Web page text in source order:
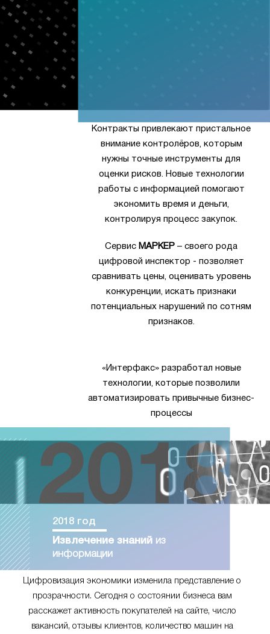
Контракты привлекают пристальное
внимание контролёров, которым
нужны точные инструменты для
оценки рисков. Новые технологии
работы с информацией помогают
экономить время и деньги,
контролируя процесс закупок.
Сервис МАРКЕР – своего рода
цифровой инспектор - позволяет
сравнивать цены, оценивать уровень
конкуренции, искать признаки
потенциальных нарушений по сотням
признаков.
«Интерфакс» разработал новые
технологии, которые позволили
автоматизировать привычные бизнес-
процессы
2018 год
Извлечение знаний из
информации
Цифровизация экономики изменила представление о
прозрачности. Сегодня о состоянии бизнеса вам
расскажет активность покупателей на сайте, число
вакансий, отзывы клиентов, количество машин на